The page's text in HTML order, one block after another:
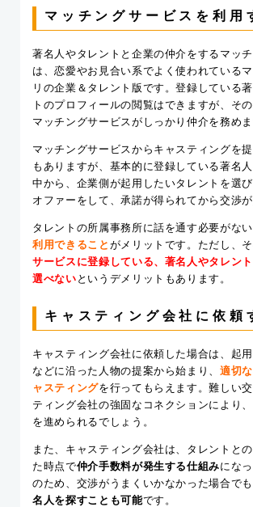
マッチングサービスを利用
著名人やタレントと企業の仲介をするマッ
は、恋愛やお見合い系でよく使われている
リの企業＆タレント版です。登録している
トのプロフィールの閲覧はできますが、そ
マッチングサービスがしっかり仲介を務めま
マッチングサービスからキャスティングを
もありますが、基本的に登録している著名
中から、企業側が起用したいタレントを選
オファーをして、承諾が得られてから交渉が
タレントの所属事務所に話を通す必要がない
利用できること がメリットです。ただし、
サービスに登録している、著名人やタレン
選べない というデメリットもあります。
キャスティング会社に依頼
キャスティング会社に依頼した場合は、起
などに沿った人物の提案から始まり、適切
ャスティングを行ってもらえます。難しい
ティング会社の強固なコネクションにより
を進められるでしょう。
また、キャスティング会社は、タレントと
た時点で仲介手数料が発生する仕組みにな
のため、交渉がうまくいかなかった場合で
名人を探すことも可能です。